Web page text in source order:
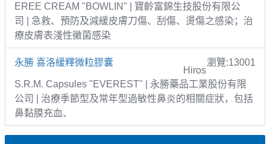
EREE CREAM "BOWLIN" | 寶齡富錦生技股份有限公
司 | 急救、預防及減緩皮膚刀傷、刮傷、燙傷之感染；治
療皮膚表淺性黴菌感染
永勝 喜洛緩釋微粒膠囊 瀏覽:13001
Hiros
S.R.M. Capsules "EVEREST" | 永勝藥品工業股份有限
公司 | 治療季節型及常年型過敏性鼻炎的相關症狀，包括
鼻黏膜充血、